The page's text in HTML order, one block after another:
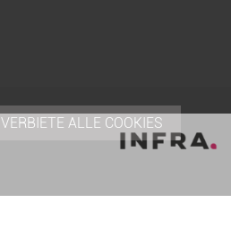
VERBIETE ALLE COOKIES